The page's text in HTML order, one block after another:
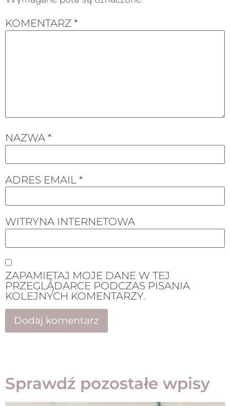
KOMENTARZ *
NAZWA *
ADRES EMAIL *
WITRYNA INTERNETOWA
ZAPAMIĘTAJ MOJE DANE W TEJ
PRZEGLĄDARCE PODCZAS PISANIA
KOLEJNYCH KOMENTARZY.
Sprawdź pozostałe wpisy